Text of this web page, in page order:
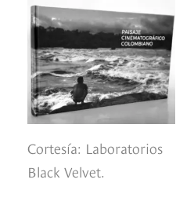
Cortesía: Laboratorios
Black Velvet.